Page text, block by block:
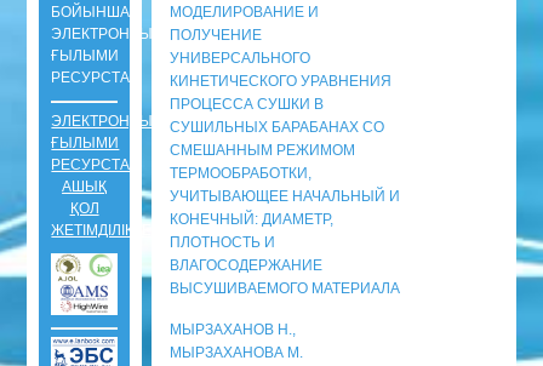
МОДЕЛИРОВАНИЕ И
ПОЛУЧЕНИЕ
УНИВЕРСАЛЬНОГО
КИНЕТИЧЕСКОГО УРАВНЕНИЯ
ПРОЦЕССА СУШКИ В
СУШИЛЬНЫХ БАРАБАНАХ СО
СМЕШАННЫМ РЕЖИМОМ
ТЕРМООБРАБОТКИ,
УЧИТЫВАЮЩЕЕ НАЧАЛЬНЫЙ И
КОНЕЧНЫЙ: ДИАМЕТР,
ПЛОТНОСТЬ И
ВЛАГОСОДЕРЖАНИЕ
ВЫСУШИВАЕМОГО МАТЕРИАЛА
МЫРЗАХАНОВ Н.,
МЫРЗАХАНОВА М.
БОЙЫНША
ЭЛЕКТРОНДЫ
ҒЫЛЫМИ
РЕСУРСТАР
ЭЛЕКТРОНДЫ
ҒЫЛЫМИ
РЕСУРСТАР
АШЫҚ
ҚОЛ
ЖЕТІМДІЛІКТЕ